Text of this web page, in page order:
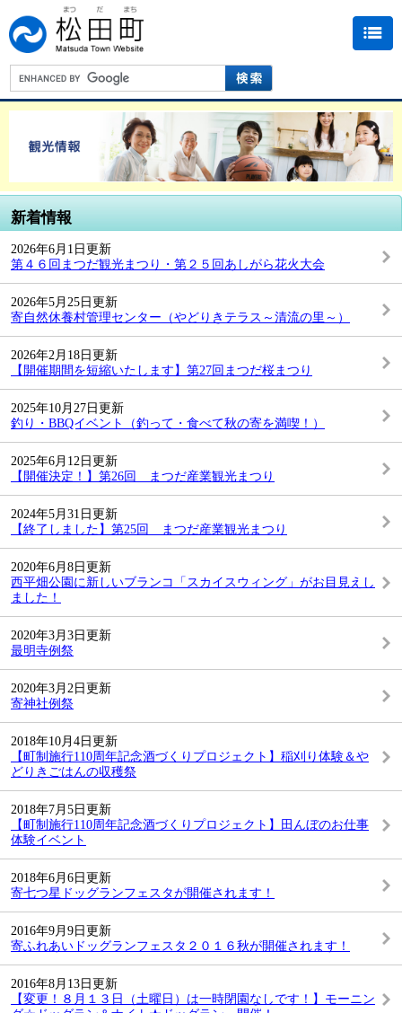
新着情報
2026年6月1日更新
第４６回まつだ観光まつり・第２５回あしがら花火大会
2026年5月25日更新
寄自然休養村管理センター（やどりきテラス～清流の里～）
2026年2月18日更新
【開催期間を短縮いたします】第27回まつだ桜まつり
2025年10月27日更新
釣り・BBQイベント（釣って・食べて秋の寄を満喫！）
2025年6月12日更新
【開催決定！】第26回 まつだ産業観光まつり
2024年5月31日更新
【終了しました】第25回 まつだ産業観光まつり
2020年6月8日更新
西平畑公園に新しいブランコ「スカイスウィング」がお目見えし
ました！
2020年3月3日更新
最明寺例祭
2020年3月2日更新
寄神社例祭
2018年10月4日更新
【町制施行110周年記念酒づくりプロジェクト】稲刈り体験＆や
どりきごはんの収穫祭
2018年7月5日更新
【町制施行110周年記念酒づくりプロジェクト】田んぼのお仕事
体験イベント
2018年6月6日更新
寄七つ星ドッグランフェスタが開催されます！
2016年9月9日更新
寄ふれあいドッグランフェスタ２０１６秋が開催されます！
2016年8月13日更新
【変更！８月１３日（土曜日）は一時閉園なしです！】モーニン